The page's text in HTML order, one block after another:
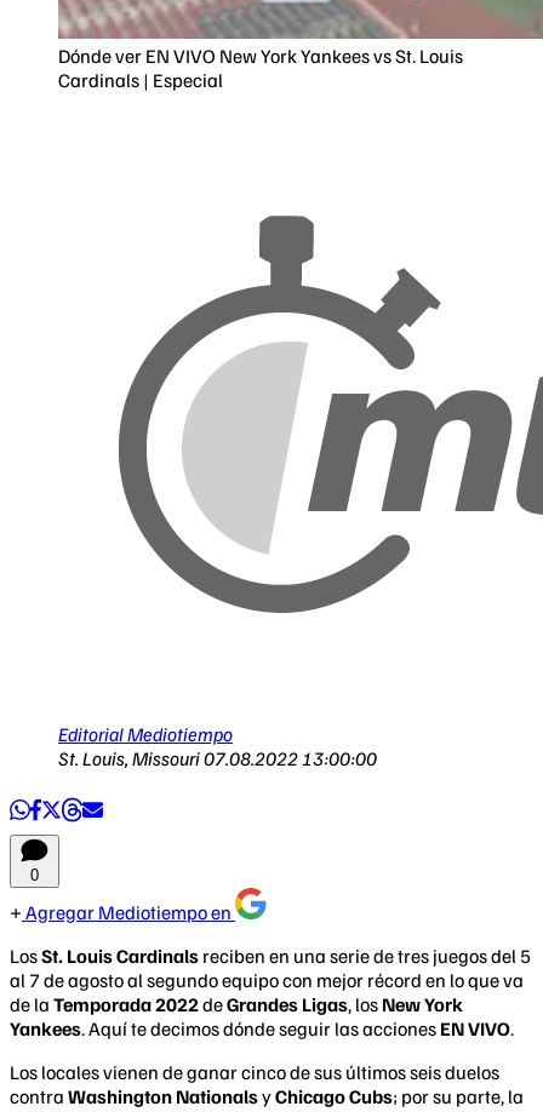
Dónde ver EN VIVO New York Yankees vs St. Louis
Cardinals | Especial
Editorial Mediotiempo
St. Louis, Missouri07.08.2022 13:00:00
0
Agregar Mediotiempo en
LosSt. Louis Cardinals reciben en una serie de tres juegos del 5
al 7 de agosto al segundo equipo con mejor récord en lo que va
de la Temporada 2022deGrandes Ligas, los New York
Yankees. Aquí te decimos dónde seguir las acciones EN VIVO.
Los locales vienen de ganar cinco de sus últimos seis duelos
contra Washington NationalsyChicago Cubs; por su parte, la